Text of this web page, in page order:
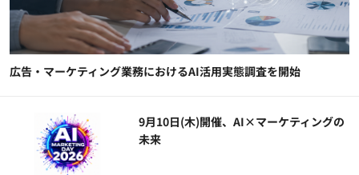
広告・マーケティング業務におけるAI活用実態調査を開始
9月10日(木)開催、AI×マーケティングの
未来